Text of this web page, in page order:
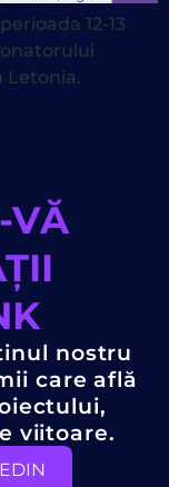
12-13
Letonia.
VĂ
nostru
care află
viitoare.